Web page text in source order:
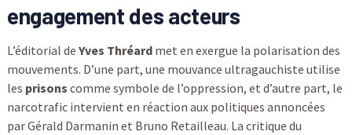
engagement des acteurs
L’éditorial de Yves Thréardmet en exergue la polarisation des
mouvements. D’une part, une mouvance ultragauchiste utilise
les prisons comme symbole de l’oppression, et d’autre part, le
narcotrafic intervient en réaction aux politiques annoncées
par Gérald Darmanin et Bruno Retailleau. La critique du